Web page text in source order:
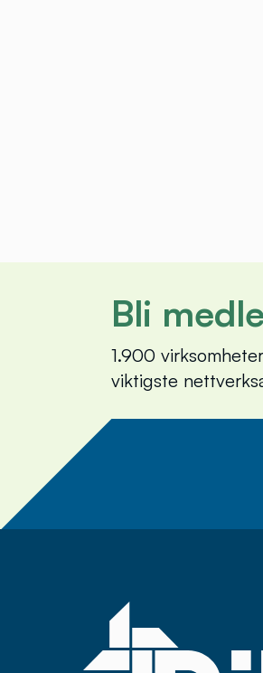
Bli
1.900
viktigste
Meld deg